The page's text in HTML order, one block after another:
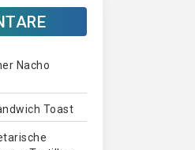
Nacho
Toast